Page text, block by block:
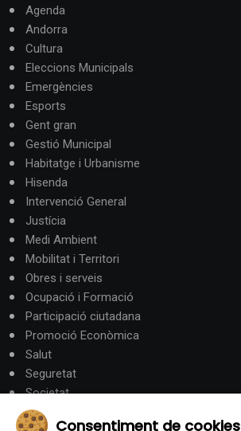
Agenda
Andorra
Cultura
Eleccions Municipals
Emergències
Esports
Gent gran
Gestió Municipal
Habitatge i Urbanisme
Hisenda
Intervenció General
Justícia
Medi Ambient
Mobilitat i Territori
Obres i serveis
Ocupació i Formació
Participació ciutadana
Promoció Econòmica
Salut
Seguretat
Societat
Turisme
Consentiment de cookies